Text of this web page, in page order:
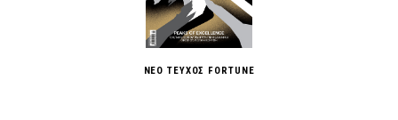
ΝΕΟ ΤΕΥΧΟΣ FORTUNE